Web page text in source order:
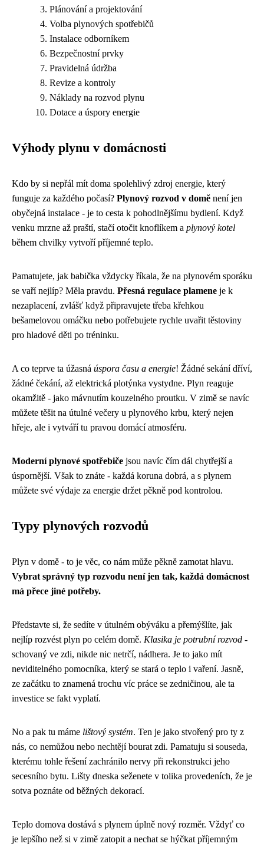
Plánování a projektování
Volba plynových spotřebičů
Instalace odborníkem
Bezpečnostní prvky
Pravidelná údržba
Revize a kontroly
Náklady na rozvod plynu
Dotace a úspory energie
Výhody plynu v domácnosti
Kdo by si nepřál mít doma spolehlivý zdroj energie, který
funguje za každého počasí? Plynový rozvod v domě není jen
obyčejná instalace - je to cesta k pohodlnějšímu bydlení. Když
venku mrzne až praští, stačí otočit knoflíkem a plynový kotel
během chvilky vytvoří příjemné teplo.
Pamatujete, jak babička vždycky říkala, že na plynovém sporáku
se vaří nejlíp? Měla pravdu. Přesná regulace plamene je k
nezaplacení, zvlášť když připravujete třeba křehkou
bešamelovou omáčku nebo potřebujete rychle uvařit těstoviny
pro hladové děti po tréninku.
A co teprve ta úžasná úspora času a energie! Žádné sekání dříví,
žádné čekání, až elektrická plotýnka vystydne. Plyn reaguje
okamžitě - jako mávnutím kouzelného proutku. V zimě se navíc
můžete těšit na útulné večery u plynového krbu, který nejen
hřeje, ale i vytváří tu pravou domácí atmosféru.
Moderní plynové spotřebiče jsou navíc čím dál chytřejší a
úspornější. Však to znáte - každá koruna dobrá, a s plynem
můžete své výdaje za energie držet pěkně pod kontrolou.
Typy plynových rozvodů
Plyn v domě - to je věc, co nám může pěkně zamotat hlavu.
Vybrat správný typ rozvodu není jen tak, každá domácnost
má přece jiné potřeby.
Představte si, že sedíte v útulném obýváku a přemýšlíte, jak
nejlíp rozvést plyn po celém domě. Klasika je potrubní rozvod -
schovaný ve zdi, nikde nic netrčí, nádhera. Je to jako mít
neviditelného pomocníka, který se stará o teplo i vaření. Jasně,
ze začátku to znamená trochu víc práce se zedničinou, ale ta
investice se fakt vyplatí.
No a pak tu máme lištový systém. Ten je jako stvořený pro ty z
nás, co nemůžou nebo nechtějí bourat zdi. Pamatuju si souseda,
kterému tohle řešení zachránilo nervy při rekonstrukci jeho
secesního bytu. Lišty dneska seženete v tolika provedeních, že je
sotva poznáte od běžných dekorací.
Teplo domova dostává s plynem úplně nový rozměr. Vždyť co
je lepšího než si v zimě zatopit a nechat se hýčkat příjemným